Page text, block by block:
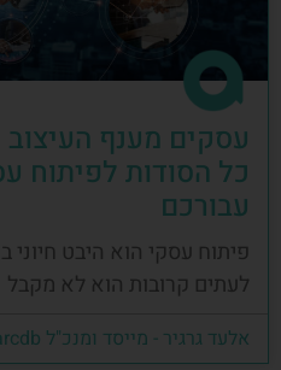
עסקים מענף העיצוב
כל הסודות לפיתוח
עבורכם
פיתוח עסקי הוא היבט
לעתים קרובות הוא לא מקבל
אלעד גרגיר - מייסד ומנכ"ל arcdb